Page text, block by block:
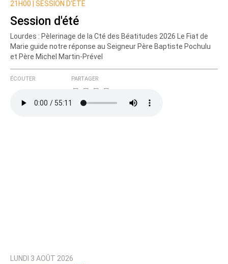
21H00 | SESSION D’ÉTÉ
Session d'été
Lourdes : Pèlerinage de la Cté des Béatitudes 2026 Le Fiat de
Marie guide notre réponse au Seigneur Père Baptiste Pochulu
et Père Michel Martin-Prével
ÉCOUTER PARTAGER
LUNDI 3 AOÛT 2026